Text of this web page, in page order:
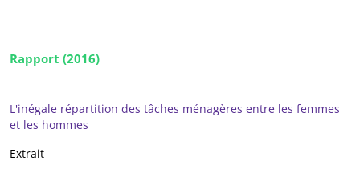
Rapport (2016)
L'inégale répartition des tâches ménagères entre les femmes
et les hommes
Extrait